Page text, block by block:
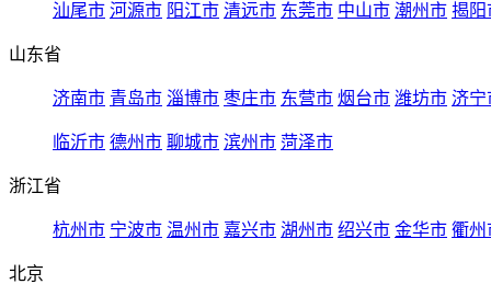
汕尾市 河源市 阳江市 清远市 东莞市 中山市 潮州市 揭阳
山东省
济南市 青岛市 淄博市 枣庄市 东营市 烟台市 潍坊市 济宁
临沂市 德州市 聊城市 滨州市 菏泽市
浙江省
杭州市 宁波市 温州市 嘉兴市 湖州市 绍兴市 金华市 衢州
北京